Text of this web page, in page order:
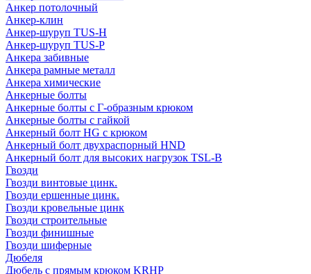
Анкер потолочный
Анкер-клин
Анкер-шуруп TUS-H
Анкер-шуруп TUS-P
Анкера забивные
Анкера рамные металл
Анкера химические
Анкерные болты
Анкерные болты с Г-образным крюком
Анкерные болты с гайкой
Анкерный болт HG с крюком
Анкерный болт двухраспорный HND
Анкерный болт для высоких нагрузок TSL-B
Гвозди
Гвозди винтовые цинк.
Гвозди ершенные цинк.
Гвозди кровельные цинк
Гвозди строительные
Гвозди финишные
Гвозди шиферные
Дюбеля
Дюбель с прямым крюком KRHP